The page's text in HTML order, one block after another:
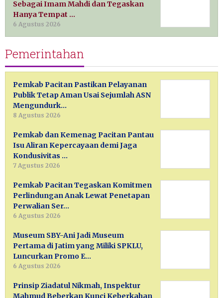
Sebagai Imam Mahdi dan Tegaskan
Hanya Tempat …
6 Agustus 2026
Pemerintahan
Pemkab Pacitan Pastikan Pelayanan
Publik Tetap Aman Usai Sejumlah ASN
Mengundurk…
8 Agustus 2026
Pemkab dan Kemenag Pacitan Pantau
Isu Aliran Kepercayaan demi Jaga
Kondusivitas …
7 Agustus 2026
Pemkab Pacitan Tegaskan Komitmen
Perlindungan Anak Lewat Penetapan
Perwalian Ser…
6 Agustus 2026
Museum SBY-Ani Jadi Museum
Pertama di Jatim yang Miliki SPKLU,
Luncurkan Promo E…
6 Agustus 2026
Prinsip Ziadatul Nikmah, Inspektur
Mahmud Beberkan Kunci Keberkahan